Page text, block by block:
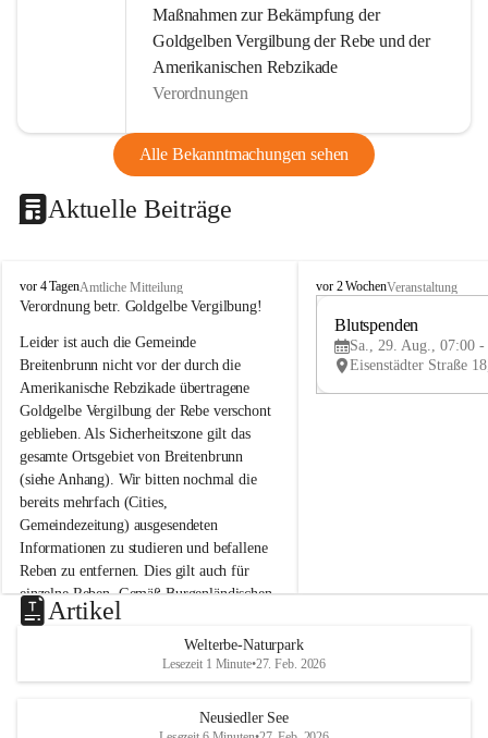
Maßnahmen zur Bekämpfung der
Goldgelben Vergilbung der Rebe und der
Amerikanischen Rebzikade
Verordnungen
Alle Bekanntmachungen sehen
Aktuelle Beiträge
B
r
i
t
e
n
b
r
u
n
n
a
m
N
e
u
s
d
vor 4 TagenAmtliche Mitteilung
Verordnung betr. Goldgelbe Vergilbung!
Leider ist auch die Gemeinde
Breitenbrunn nicht vor der durch die
Amerikanische Rebzikade übertragene
Goldgelbe Vergilbung der Rebe verschont
geblieben. Als Sicherheitszone gilt das
gesamte Ortsgebiet von Breitenbrunn
(siehe Anhang). Wir bitten nochmal die
bereits mehrfach (Cities,
Gemeindezeitung) ausgesendeten
Informationen zu studieren und befallene
Reben zu entfernen. Dies gilt auch für
einzelne Reben. Gemäß Burgenländischen
Weinbaugesetz sind nicht gepflegte oder
unzulässige Weingärten zu roden! Bitte
helfen wir zusammen um unsere Winzer
vor den prognostizierten Ernteausfällen
und den daraus folgenden wirtschaftlichen
B
e
u
e
d
vor 2 WochenVeranstaltung
Blutspenden
Sa., 29. Aug., 07:00 -
Artikel
Welterbe-Naturpark
Lesezeit 1 Minute•27. Feb. 2026
Neusiedler See